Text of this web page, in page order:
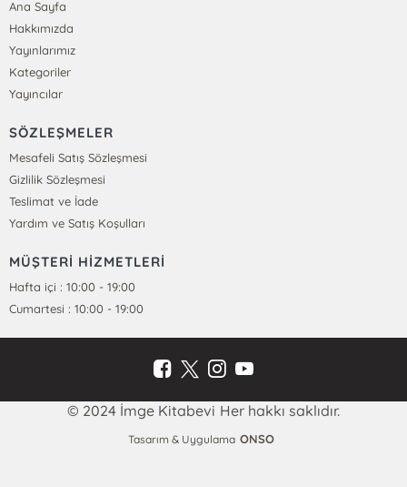
Ana Sayfa
Hakkımızda
Yayınlarımız
Kategoriler
Yayıncılar
SÖZLEŞMELER
Mesafeli Satış Sözleşmesi
Gizlilik Sözleşmesi
Teslimat ve İade
Yardım ve Satış Koşulları
MÜŞTERİ HİZMETLERİ
Hafta içi : 10:00 - 19:00
Cumartesi : 10:00 - 19:00
© 2024 İmge Kitabevi Her hakkı saklıdır.
Tasarım & Uygulama ONSO